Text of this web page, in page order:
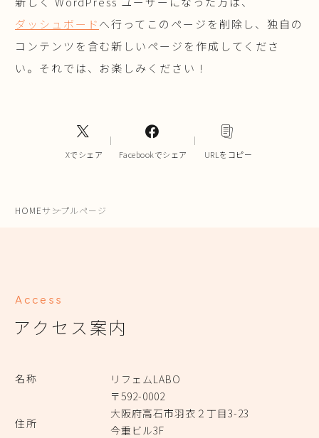
ダッシュボードへ行ってこのページを削除し、独自の
コンテンツを含む新しいページを作成してくださ
い。それでは、お楽しみください !
Xでシェア Facebookでシェア URLをコピー
HOMEサンプルページ
Access
アクセス案内
名称 リフェムLABO
住所
〒592-0002
大阪府高石市羽衣２丁目3-23
今重ビル3F